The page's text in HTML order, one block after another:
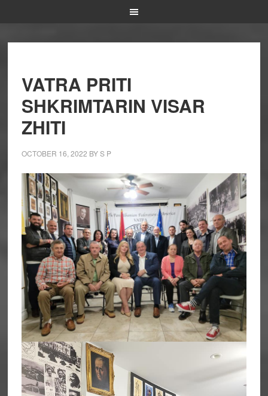
VATRA PRITI
SHKRIMTARIN VISAR
ZHITI
OCTOBER 16, 2022 BYS P